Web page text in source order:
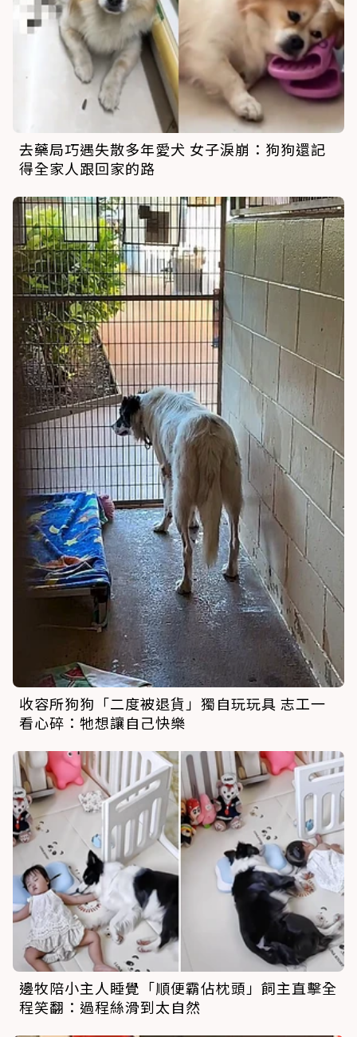
去藥局巧遇失散多年愛犬 女子淚崩：狗狗還記
得全家人跟回家的路
收容所狗狗「二度被退貨」獨自玩玩具 志工一
看心碎：牠想讓自己快樂
邊牧陪小主人睡覺「順便霸佔枕頭」飼主直擊全
程笑翻：過程絲滑到太自然